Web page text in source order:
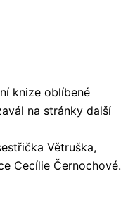
knize oblíbené
na stránky další
Větruška,
Cecílie Černochové.